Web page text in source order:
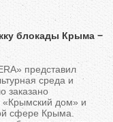
блокады Крыма −
представил
среда и
заказано
«Крымский дом» и
сфере Крыма.